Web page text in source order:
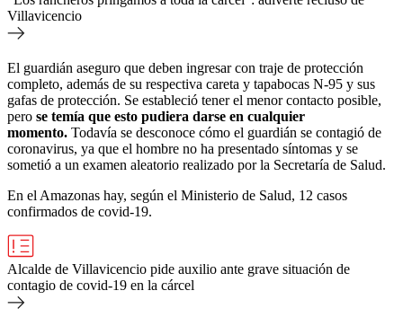
Villavicencio
El guardián aseguro que deben ingresar con traje de protección
completo, además de su respectiva careta y tapabocas N-95 y sus
gafas de protección. Se estableció tener el menor contacto posible,
pero se temía que esto pudiera darse en cualquier
momento. Todavía se desconoce cómo el guardián se contagió de
coronavirus, ya que el hombre no ha presentado síntomas y se
sometió a un examen aleatorio realizado por la Secretaría de Salud.
En el Amazonas hay, según el Ministerio de Salud, 12 casos
confirmados de covid-19.
Alcalde de Villavicencio pide auxilio ante grave situación de
contagio de covid-19 en la cárcel